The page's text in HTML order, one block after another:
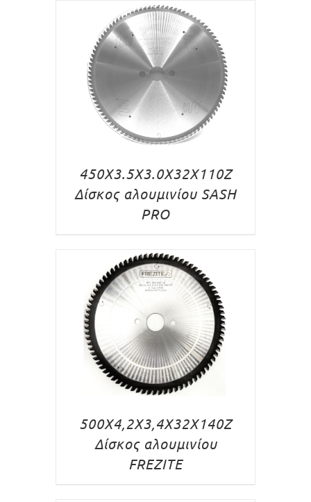
450X3.5X3.0X32X110Z
Δίσκος αλουμινίου SASH
PRO
500X4,2X3,4X32X140Z
Δίσκος αλουμινίου
FREZITE